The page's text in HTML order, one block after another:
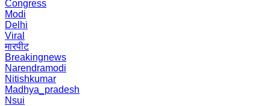
Congress
Modi
Delhi
Viral
मारपीट
Breakingnews
Narendramodi
Nitishkumar
Madhya_pradesh
Nsui